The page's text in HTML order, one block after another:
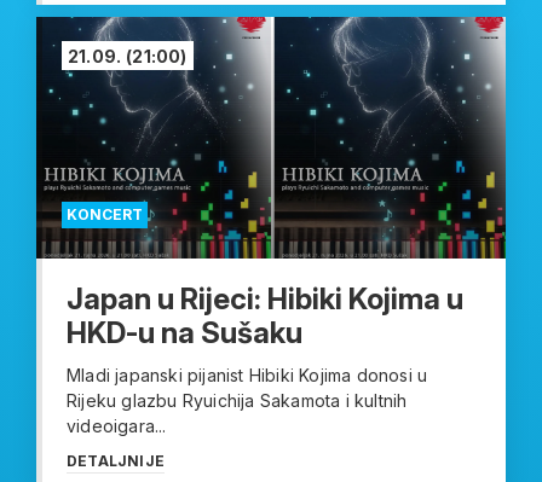
KONCERT
21.09. (21:00)
Japan u Rijeci: Hibiki Kojima u
HKD-u na Sušaku
Mladi japanski pijanist Hibiki Kojima donosi u
Rijeku glazbu Ryuichija Sakamota i kultnih
videoigara...
DETALJNIJE